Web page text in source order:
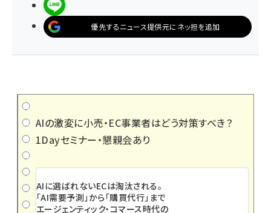
優先するニュース提供元にネッ担を追加
AIの激変に小売・EC事業者はどう対策すべき？
1Dayセミナー・懇親会あり
AIに選ばれないECは淘汰される。
「AI需要予測」から「購買代行」まで
エージェンティック・コマース時代の